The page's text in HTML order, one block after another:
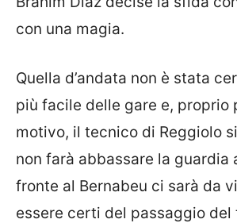
con una magia.
Quella d’andata non è stata
più facile delle gare e, proprio
motivo, il tecnico di Reggiolo
non farà abbassare la guardia
fronte al Bernabeu ci sarà da
essere certi del passaggio del